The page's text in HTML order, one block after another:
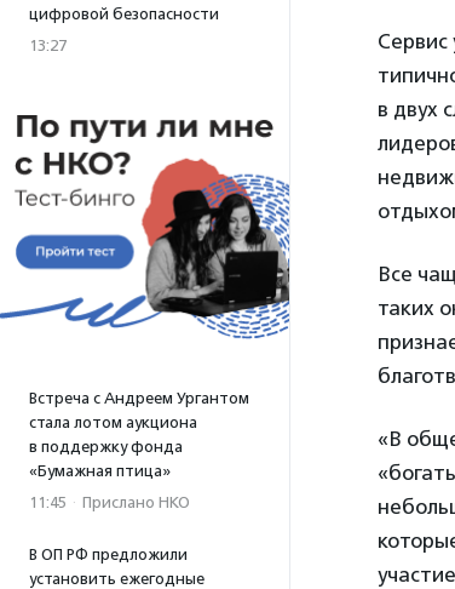
цифровой безопасности
13:27
Встреча с Андреем Ургантом
стала лотом аукциона
в поддержку фонда
«Бумажная птица»
11:45 · Прислано НКО
В ОП РФ предложили
установить ежегодные
Сервис
в двух
Все
таких
«В